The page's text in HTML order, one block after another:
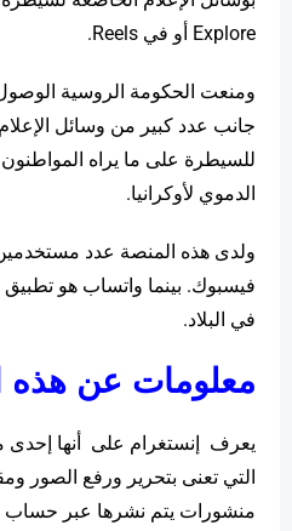
Explore أو في Reels.
ومنعت الحكومة الروسية
جانب عدد كبير من وسائل
للسيطرة على ما يراه
الدموي لأوكرانيا.
ولدى هذه المنصة عدد
فيسبوك. بينما واتساب هو تطبيق
في البلاد.
معلومات عن هذه
يعرف إنستغرام على أنها إحدى
التي تعنى بتحرير ورفع الصور
منشورات يتم نشرها عبر حساب